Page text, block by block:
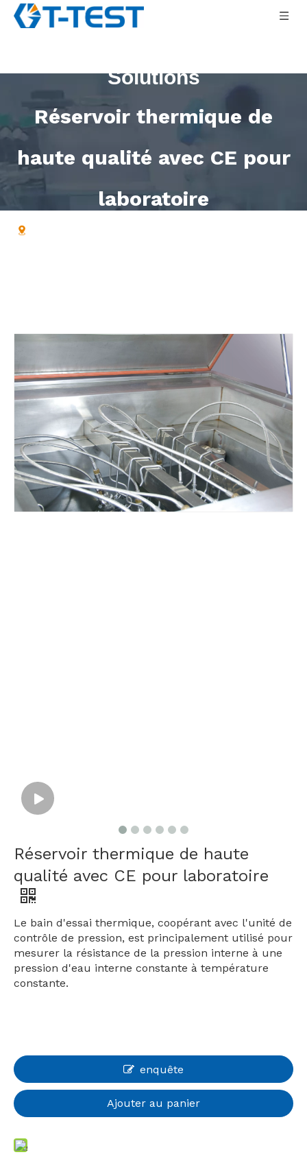
Solutions
Réservoir thermique de
haute qualité avec CE pour
laboratoire
Réservoir thermique de haute
qualité avec CE pour laboratoire
Le bain d'essai thermique, coopérant avec l'unité de
contrôle de pression, est principalement utilisé pour
mesurer la résistance de la pression interne à une
pression d'eau interne constante à température
constante.
enquête
Ajouter au panier